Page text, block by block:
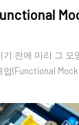
전에 미리 그 모
업(Functional